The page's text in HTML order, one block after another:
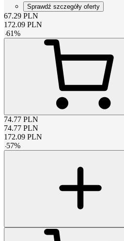
Sprawdź szczegóły oferty
67.29 PLN
172.09 PLN
-61%
74.77 PLN
74.77 PLN
172.09 PLN
-57%